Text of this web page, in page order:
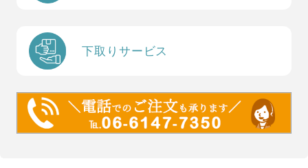
下取りサービス